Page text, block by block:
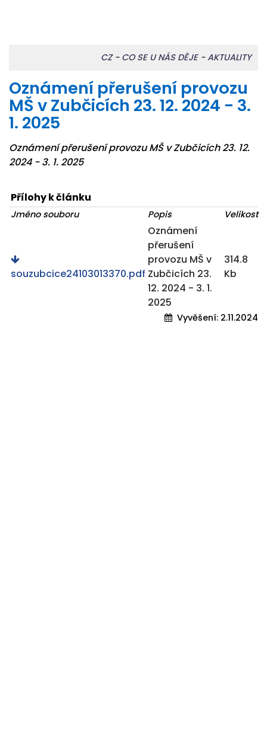
CZ- CO SE U NÁS DĚJE-AKTUALITY
Oznámení přerušení provozu
MŠ v Zubčicích 23. 12. 2024 - 3.
1. 2025
Oznámení přerušení provozu MŠ v Zubčicích 23. 12.
2024 - 3. 1. 2025
Přílohy k článku
Jméno souboru Popis Velikost
souzubcice24103013370.pdf
Oznámení
přerušení
provozu MŠ v
Zubčicích 23.
12. 2024 - 3. 1.
2025
314.8
Kb
Vyvěšení: 2.11.2024